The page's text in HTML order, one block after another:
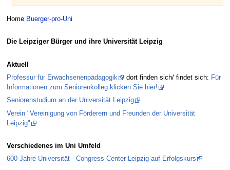
Zur
springen
Zur
springen
Home Buerger-pro-Uni
Die Leipziger Bürger und ihre Universität Leipzig
Aktuell
Professur für Erwachsenenpädagogik
dort finden sich/ findet sich: Für
Informationen zum Seniorenkolleg klicken Sie hier!
Seniorenstudium an der Universität Leipzig
Verein "Vereinigung von Förderern und Freunden der Universität
Leipzig"
Verschiedenes im Uni Umfeld
600 Jahre Universität - Congress Center Leipzig auf Erfolgskurs